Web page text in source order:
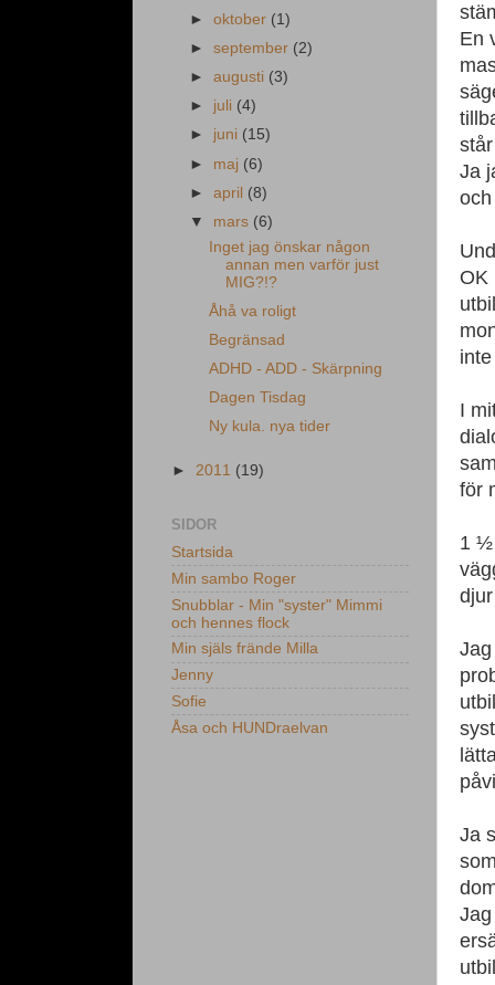
En
Ja
OK
I
för
1 ½
Ja
►oktober (1)
►september (2)
►augusti (3)
► juli (4)
► juni (15)
► maj (6)
►april (8)
▼ mars (6)
Inget jag önskar någon
annan men varför just
MIG?!?
Åhå va roligt
Begränsad
ADHD - ADD - Skärpning
Dagen Tisdag
Ny kula. nya tider
► 2011 (19)
SIDOR
Startsida
Min sambo Roger
Snubblar - Min "syster" Mimmi
och hennes flock
Min själs frände Milla
Jenny
Sofie
Åsa och HUNDraelvan